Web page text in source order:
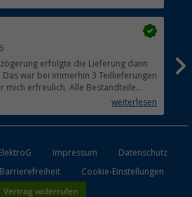
erfolgte die Lieferung dann
war bei immerhin 3 Teillieferungen
mich erfreulich. Alle Bestandteile
in Ordnung. Das Gerät (Gasgrill)weiterlesen
ElektroG Impressum
Datenschutz
Barrierefreiheit Cookie-Einstellungen
Vertrag widerrufen